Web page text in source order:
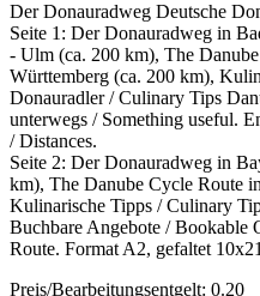
Der Donauradweg Deutsche
Seite 1: Der Donauradweg in
- Ulm (ca. 200 km), The
Württemberg (ca. 200 km),
Donauradler / Culinary Tips
unterwegs / Something useful.
/ Distances.
Seite 2: Der Donauradweg in
km), The Danube Cycle Route
Kulinarische Tipps / Culinary
Buchbare Angebote / Bookable
Route. Format A2, gefaltet
Preis/Bearbeitungsentgelt: 0.20